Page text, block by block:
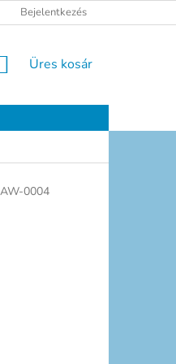
ELÉRHETŐSÉGEK
Bejelentkezés
KOSÁR
Üres kosár
0004